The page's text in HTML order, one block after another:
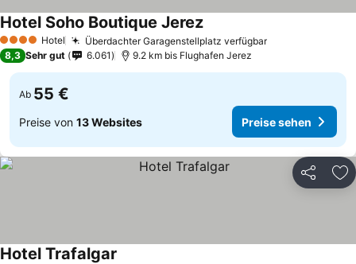
4 Sterne Hotel Überdachter Garagenstellplatz verfügbar
Hotel Soho Boutique Jerez
8,3 Sehr gut 6.061 9.2 km bis Flughafen Jerez
Ab 55 €
Preise von 13 Websites Preise sehen
Teilen
Hotel Trafalgar